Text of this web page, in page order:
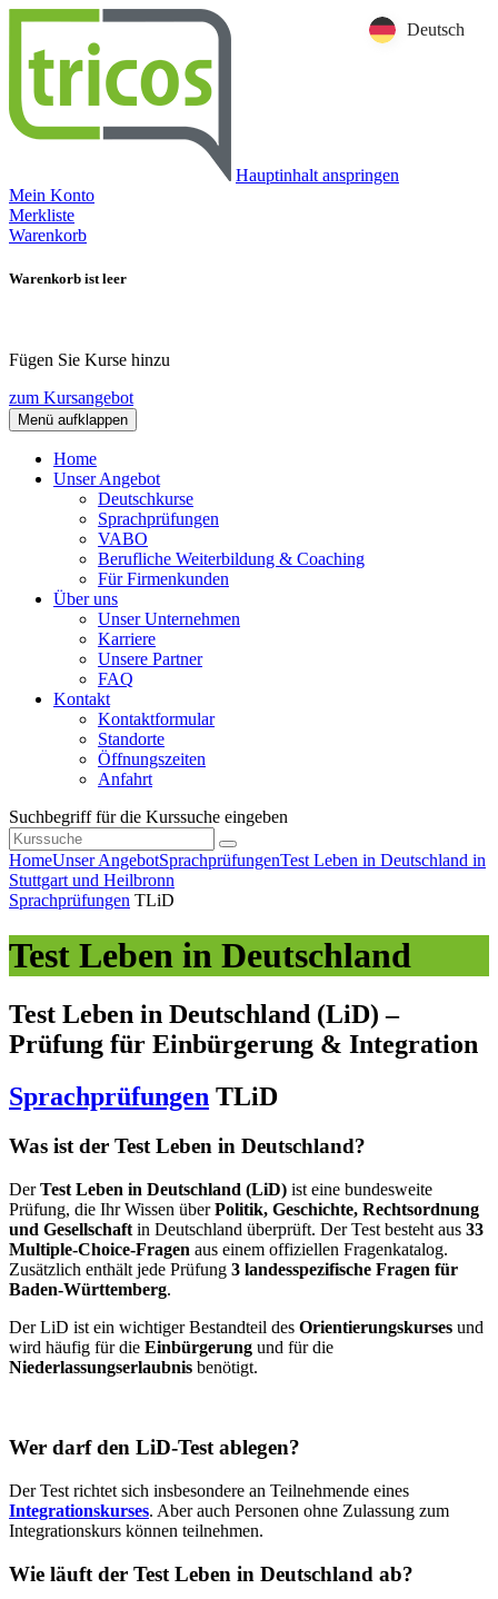
Hauptinhalt anspringen
Mein Konto
Merkliste
Warenkorb
Warenkorb ist leer
Fügen Sie Kurse hinzu
zum Kursangebot
Menü aufklappen
Home
Unser Angebot
Deutschkurse
Sprachprüfungen
VABO
Berufliche Weiterbildung & Coaching
Für Firmenkunden
Über uns
Unser Unternehmen
Karriere
Unsere Partner
FAQ
Kontakt
Kontaktformular
Standorte
Öffnungszeiten
Anfahrt
Suchbegriff für die Kurssuche eingeben
HomeUnser AngebotSprachprüfungenTest Leben in Deutschland in
Stuttgart und Heilbronn
Sprachprüfungen TLiD
Test Leben in Deutschland
Test Leben in Deutschland (LiD) –
Prüfung für Einbürgerung & Integration
Sprachprüfungen TLiD
Was ist der Test Leben in Deutschland?
DerTest Leben in Deutschland (LiD) ist eine bundesweite
Prüfung, die Ihr Wissen überPolitik, Geschichte, Rechtsordnung
und Gesellschaft in Deutschland überprüft. Der Test besteht aus 33
Multiple-Choice-Fragen aus einem offiziellen Fragenkatalog.
Zusätzlich enthält jede Prüfung 3 landesspezifische Fragen für
Baden-Württemberg.
Der LiD ist ein wichtiger Bestandteil des Orientierungskurses und
wird häufig für die Einbürgerung und für die
Niederlassungserlaubnis benötigt.
Wer darf den LiD-Test ablegen?
Der Test richtet sich insbesondere an Teilnehmende eines
Integrationskurses. Aber auch Personen ohne Zulassung zum
Integrationskurs können teilnehmen.
Wie läuft der Test Leben in Deutschland ab?
Deutsch